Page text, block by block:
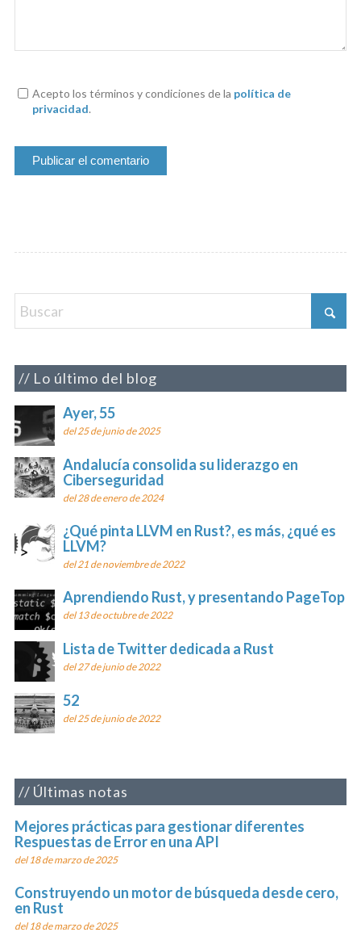
Acepto los términos y condiciones de la política de
privacidad.
Lo último del blog
Ayer, 55
del 25 de junio de 2025
Andalucía consolida su liderazgo en
Ciberseguridad
del 28 de enero de 2024
¿Qué pinta LLVM en Rust?, es más, ¿qué es
LLVM?
del 21 de noviembre de 2022
Aprendiendo Rust, y presentando PageTop
del 13 de octubre de 2022
Lista de Twitter dedicada a Rust
del 27 de junio de 2022
52
del 25 de junio de 2022
Últimas notas
Mejores prácticas para gestionar diferentes
Respuestas de Error en una API
del 18 de marzo de 2025
Construyendo un motor de búsqueda desde cero,
en Rust
del 18 de marzo de 2025